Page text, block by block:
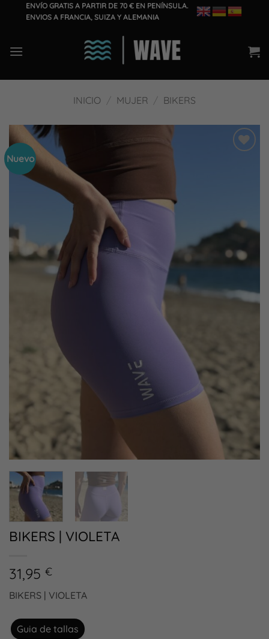
ENVÍO GRATIS A PARTIR DE 70 € EN PENÍNSULA.
ENVIOS A FRANCIA, SUIZA Y ALEMANIA
INICIO / MUJER / BIKERS
Nuevo
BIKERS | VIOLETA
31,95 €
BIKERS | VIOLETA
Guia de tallas